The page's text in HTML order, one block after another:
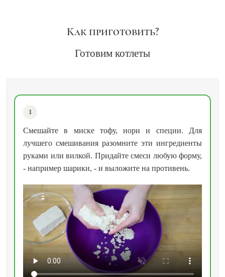
Как приготовить?
Готовим котлеты
1
Смешайте в миске тофу, нори и специи. Для
лучшего смешивания разомните эти ингредиенты
руками или вилкой. Придайте смеси любую форму,
- например шарики, - и выложите на противень.